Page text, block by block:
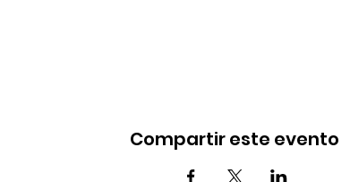
Compartir este evento